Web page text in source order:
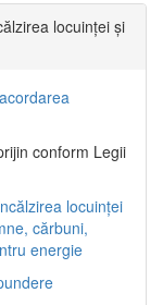
locuinței și
conform Legii
locuinței
cărbuni,
energie